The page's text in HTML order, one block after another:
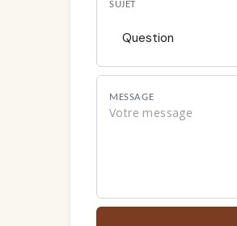
SUJET
Question
MESSAGE